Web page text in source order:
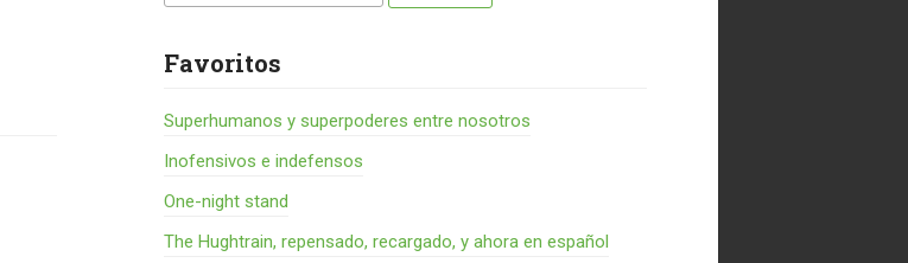
Favoritos
Superhumanos y superpoderes entre nosotros
Inofensivos e indefensos
One-night stand
The Hughtrain, repensado, recargado, y ahora en español